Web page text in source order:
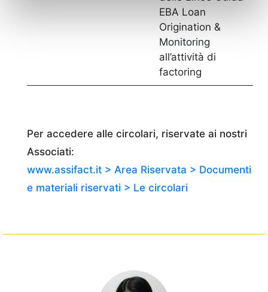
EBA Loan
Origination &
Monitoring
all’attività di
factoring
Per accedere alle circolari, riservate ai nostri
Associati:
www.assifact.it > Area Riservata > Documenti
e materiali riservati > Le circolari